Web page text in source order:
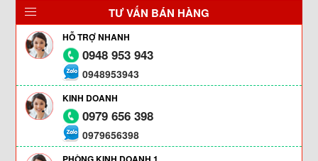
TƯ VẤN BÁN HÀNG
HỖ TRỢ NHANH
0948 953 943
0948953943
KINH DOANH
0979 656 398
0979656398